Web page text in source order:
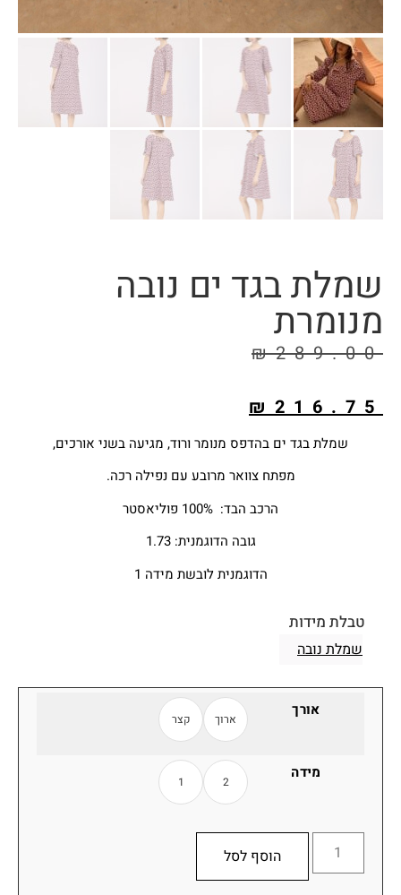
שמלת בגד ים נובה
מנומרת
₪289.00
₪ 216.75
שמלת בגד ים בהדפס מנומר ורוד, מגיעה בשני אורכים,
מפתח צוואר מרובע עם נפילה רכה.
הרכב הבד: 100% פוליאסטר
גובה הדוגמנית: 1.73
הדוגמנית לובשת מידה 1
טבלת מידות
שמלת נובה
אורך
ארוך קצר
מידה
2
1
הוסף לסל